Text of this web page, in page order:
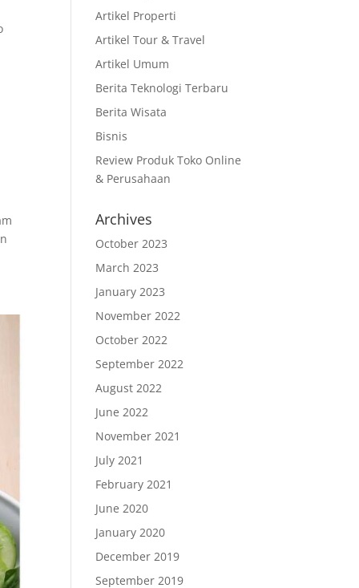
Artikel Properti
Artikel Tour & Travel
Artikel Umum
Berita Teknologi Terbaru
Berita Wisata
Bisnis
Review Produk Toko Online
& Perusahaan
Archives
October 2023
March 2023
January 2023
November 2022
October 2022
September 2022
August 2022
June 2022
November 2021
July 2021
February 2021
June 2020
January 2020
December 2019
September 2019